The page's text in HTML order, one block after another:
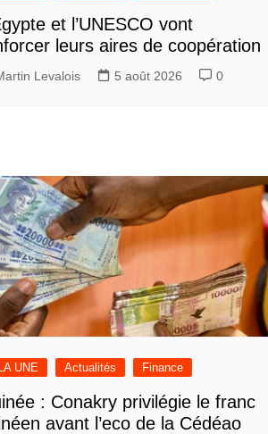
et l’UNESCO vont
leurs aires de coopération
Levalois 5 août 2026 0
UNE Actualités Finance
: Conakry privilégie le franc
avant l’eco de la Cédéao